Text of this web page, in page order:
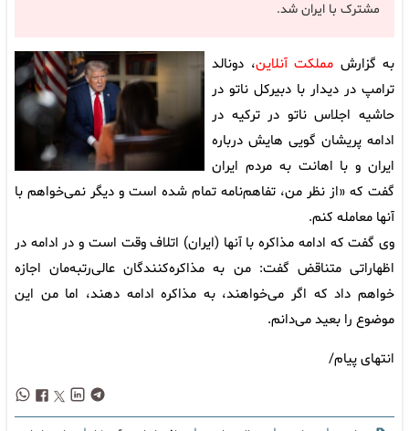
مشترک با ایران شد.
به گزارش مملکت آنلاین، دونالد
ترامپ در دیدار با دبیرکل ناتو در
حاشیه اجلاس ناتو در ترکیه در
ادامه پریشان گویی هایش درباره
ایران و با اهانت به مردم ایران
گفت که «از نظر من، تفاهم‌نامه تمام شده است و دیگر نمی‌خواهم با
آنها معامله کنم.
وی گفت که ادامه مذاکره با آنها (ایران) اتلاف وقت است و در ادامه در
اظهاراتی متناقض گفت: من به مذاکره‌کنندگان عالی‌رتبه‌مان اجازه
خواهم داد که اگر می‌خواهند، به مذاکره ادامه دهند، اما من این
موضوع را بعید می‌دانم.
انتهای پیام/